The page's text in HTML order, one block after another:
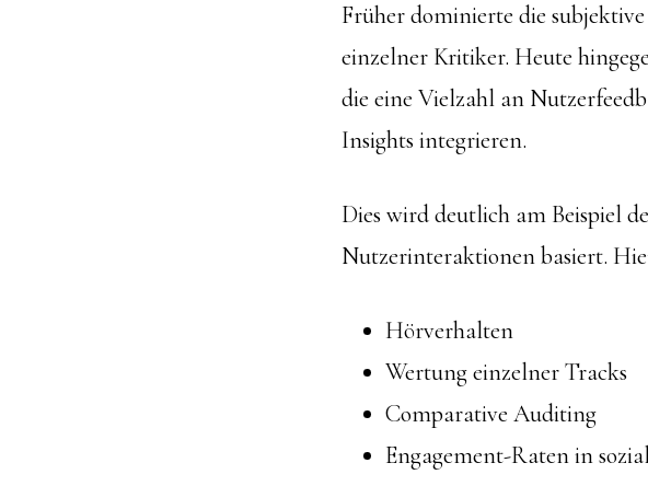
Früher dominierte die
einzelner Kritiker. Heute
die eine Vielzahl an
Insights integrieren.
Dies wird deutlich am Beispiel
Nutzerinteraktionen basiert.
Hörverhalten
Wertung einzelner Tracks
Comparative Auditing
Engagement-Raten in